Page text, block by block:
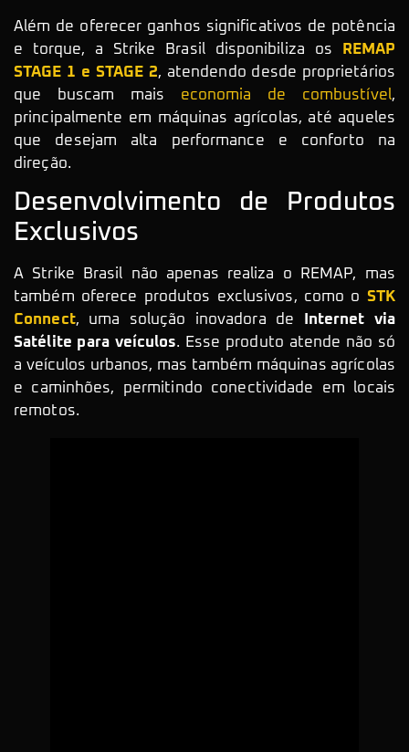
Além de oferecer ganhos significativos de potência
e torque, a Strike Brasil disponibiliza os
REMAP
STAGE 1 e STAGE 2, atendendo desde proprietários
que buscam mais economia de combustível,
principalmente em máquinas agrícolas, até aqueles
que desejam alta performance e conforto na
direção.
Desenvolvimento de Produtos
Exclusivos
A Strike Brasil não apenas realiza o REMAP, mas
também oferece produtos exclusivos, como o STK
Connect, uma solução inovadora de
Internet via
Satélite para veículos. Esse produto atende não só
a veículos urbanos, mas também máquinas agrícolas
e caminhões, permitindo conectividade em locais
remotos.